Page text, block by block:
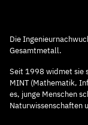
Die
Gesamtmetall.
Seit 1998 widmet sie
MINT (Mathematik,
es, junge Menschen
Naturwissenschaften